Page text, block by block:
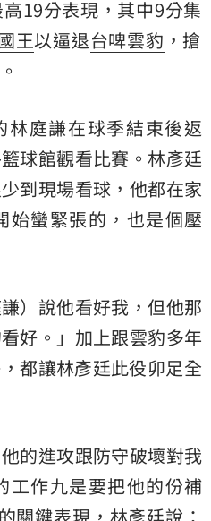
19分表現，其中9分集
王以逼退台啤雲豹 ，搶
林庭謙在球季結束後返
球館觀看比賽。林彥廷
到現場看球，他都在家
始蠻緊張的，也是個壓
）說他看好我，但他那
好。」加上跟雲豹多年
都讓林彥廷此役卯足全
的進攻跟防守破壞對我
工作九是要把他的份補